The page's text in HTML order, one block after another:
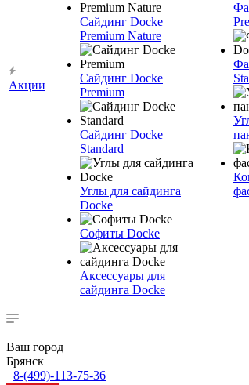
Акции
Сайдинг Docke
Premium Nature
Сайдинг Docke
Premium
Сайдинг Docke
Standard
Углы для сайдинга
Docke
Софиты Docke
Аксессуары для
сайдинга Docke
Ваш город
Брянск
8-(499)-113-75-36